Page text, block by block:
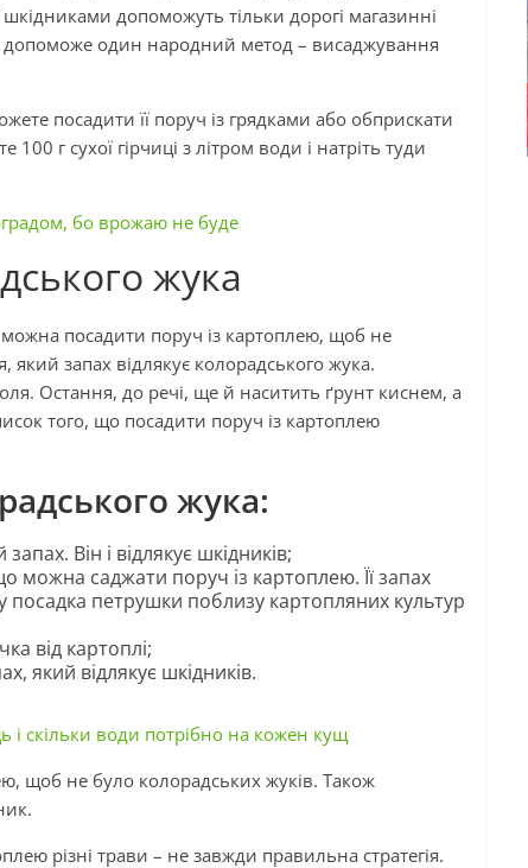
допоможуть тільки дорогі магазинні
допоможе один народний метод – висаджування
посадити її поруч із грядками або обприскати
г сухої гірчиці з літром води і натріть туди
бо врожаю не буде
жука
посадити поруч із картоплею, щоб не
який запах відлякує колорадського жука.
Остання, до речі, ще й наситить ґрунт киснем, а
того, що посадити поруч із картоплею
жука:
Він і відлякує шкідників;
можна саджати поруч із картоплею. Її запах
петрушки поблизу картопляних культур
від картоплі;
який відлякує шкідників.
і скільки води потрібно на кожен кущ
щоб не було колорадських жуків. Також
різні трави – не завжди правильна стратегія.